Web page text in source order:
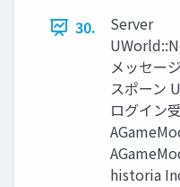
30.
Server
メッセー
スポーン
ログイン
historia